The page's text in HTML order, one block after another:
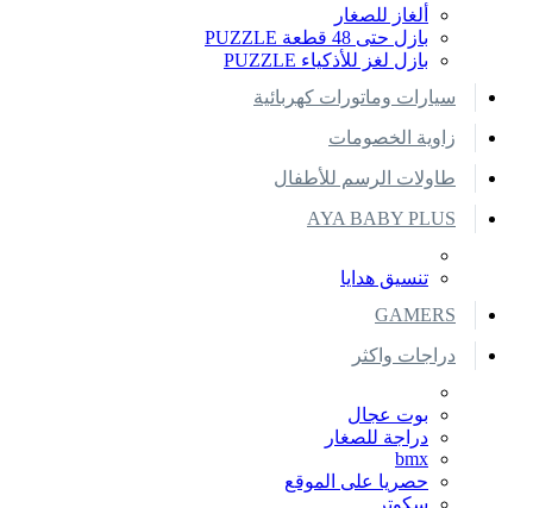
ألغاز للصغار
بازل حتى 48 قطعة PUZZLE
بازل لغز للأذكياء PUZZLE
سيارات وماتورات كهربائية
زاوية الخصومات
طاولات الرسم للأطفال
AYA BABY PLUS
تنسيق هدايا
GAMERS
دراجات واكثر
بوت عجال
دراجة للصغار
bmx
حصريا على الموقع
سكوتر